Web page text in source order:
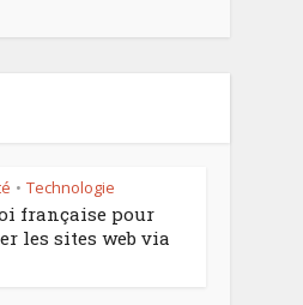
• Technologie
française pour
les sites web via